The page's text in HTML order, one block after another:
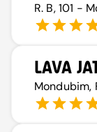
R. B, 101 -
LAVA
Mondubim,